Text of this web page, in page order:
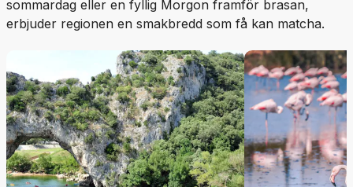
sommardag eller en fyllig Morgon framför brasan,
erbjuder regionen en smakbredd som få kan matcha.